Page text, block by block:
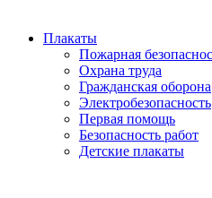
Плакаты
Пожарная
Охрана труда
Гражданская оборона
Электробезопасность
Первая помощь
Безопасность работ
Детские плакаты